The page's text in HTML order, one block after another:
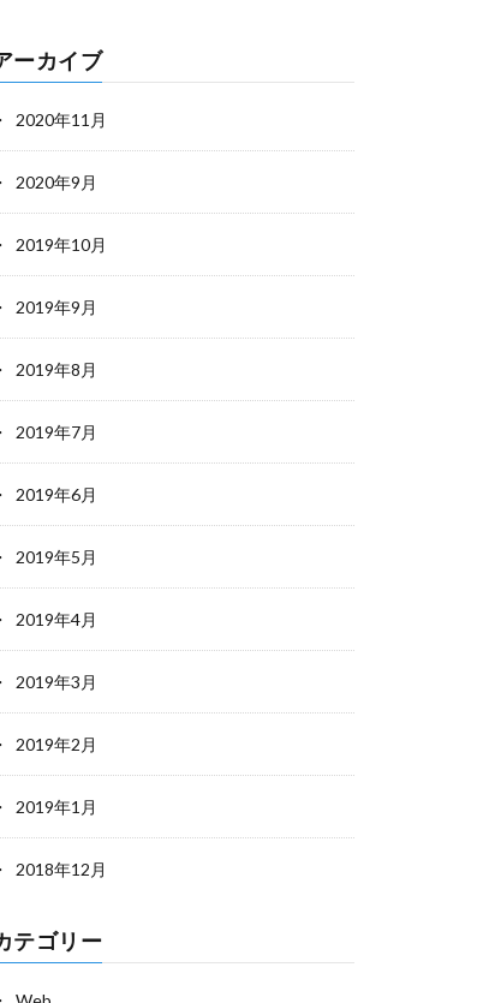
ーカイブ
2020年11月
2020年9月
2019年10月
2019年9月
2019年8月
2019年7月
2019年6月
2019年5月
2019年4月
2019年3月
2019年2月
2019年1月
2018年12月
テゴリー